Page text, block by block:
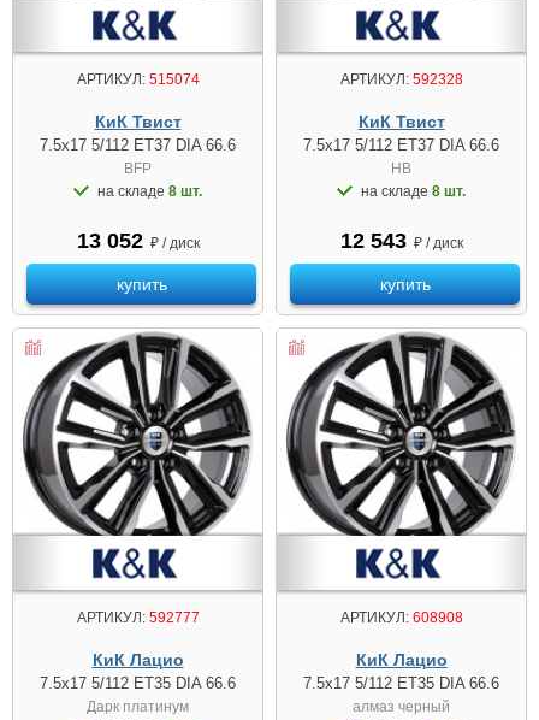
АРТИКУЛ:515074
КиК Твист
7.5x17 5/112 ET37 DIA 66.6
BFP
на складе 8 шт.
13 052 ₽ / диск
купить
АРТИКУЛ:592328
КиК Твист
7.5x17 5/112 ET37 DIA 66.6
HB
на складе 8 шт.
12 543 ₽ / диск
купить
АРТИКУЛ:592777
КиК Лацио
7.5x17 5/112 ET35 DIA 66.6
Дарк платинум
АРТИКУЛ:608908
КиК Лацио
7.5x17 5/112 ET35 DIA 66.6
алмаз чeрный